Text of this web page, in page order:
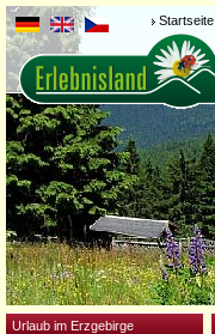
Startseite
Urlaub im Erzgebirge